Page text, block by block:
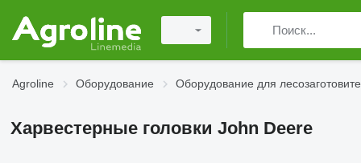
Agroline Оборудование Оборудование для
Харвестерные головки John Deere